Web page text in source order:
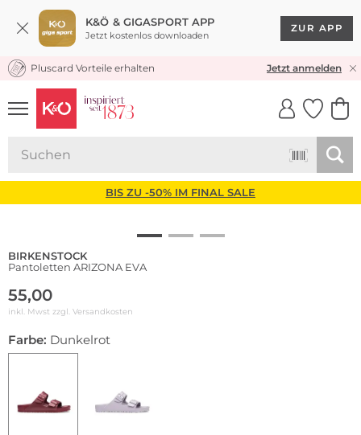
K&Ö & GIGASPORT APP
Jetzt kostenlos downloaden
ZUR APP
KOSTENLOSER VERSAND* & RÜCKVERSAND
Pluscard Vorteile erhalten Jetzt anmelden
UNSERE APP
CLICK &
BIS ZU -50% IM FINAL SALE
BIRKENSTOCK
Pantoletten ARIZONA EVA
55,00
inkl. Mwst zzgl. Versandkosten
Farbe: Dunkelrot